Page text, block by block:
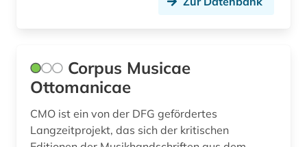
Corpus Musicae
Ottomanicae
CMO ist ein von der DFG gefördertes
Langzeitprojekt, das sich der kritischen